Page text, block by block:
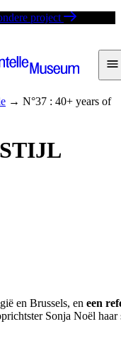
project
→ N°37 : 40+ years of
en Brussels, en een
Sonja Noël